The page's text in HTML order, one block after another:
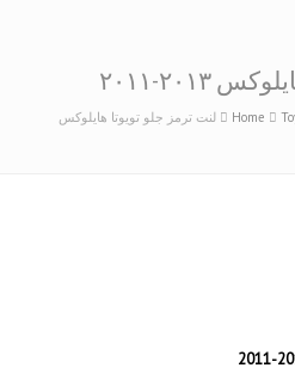
۲۰۱۳-۲۰۱۱
Home لنت ترمز جلو تویوتا هایلوکس